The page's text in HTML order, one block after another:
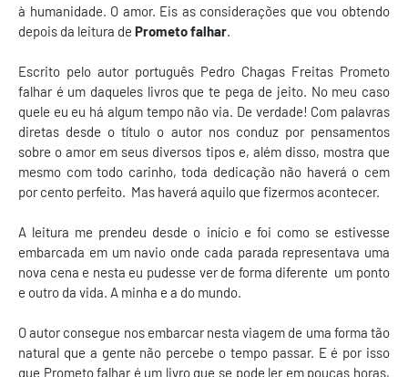
à humanidade. O amor. Eis as considerações que vou obtendo
depois da leitura de Prometo falhar.
Escrito pelo autor português Pedro Chagas Freitas Prometo
falhar é um daqueles livros que te pega de jeito. No meu caso
quele eu eu há algum tempo não via. De verdade! Com palavras
diretas desde o título o autor nos conduz por pensamentos
sobre o amor em seus diversos tipos e, além disso, mostra que
mesmo com todo carinho, toda dedicação não haverá o cem
por cento perfeito. Mas haverá aquilo que fizermos acontecer.
A leitura me prendeu desde o início e foi como se estivesse
embarcada em um navio onde cada parada representava uma
nova cena e nesta eu pudesse ver de forma diferente um ponto
e outro da vida. A minha e a do mundo.
O autor consegue nos embarcar nesta viagem de uma forma tão
natural que a gente não percebe o tempo passar. E é por isso
que Prometo falhar é um livro que se pode ler em poucas horas,